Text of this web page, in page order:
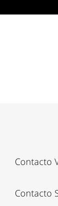
Contacto
Contacto